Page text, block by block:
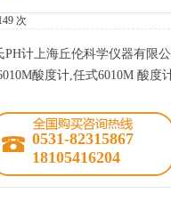
次
PH计上海丘伦科学仪器有限公
酸度计,任式6010M 酸度
0531-82315867
18105416204